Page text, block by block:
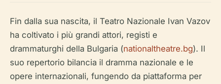
Fin dalla sua nascita, il Teatro Nazionale Ivan Vazov
ha coltivato i più grandi attori, registi e
drammaturghi della Bulgaria (nationaltheatre.bg). Il
suo repertorio bilancia il dramma nazionale e le
opere internazionali, fungendo da piattaforma per